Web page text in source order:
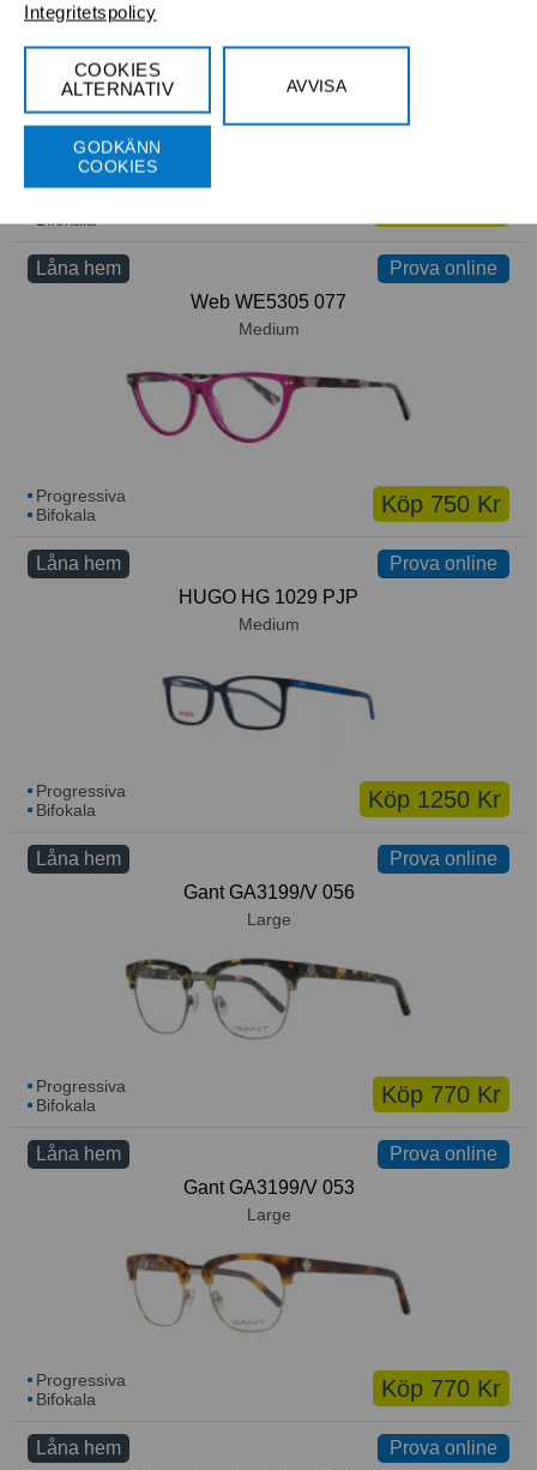
Bifokala
Prova online
Låna hem
Web WE5305 077
Medium
Köp 750 Kr
Progressiva
Bifokala
Prova online
Låna hem
HUGO HG 1029 PJP
Medium
Köp 1250 Kr
Progressiva
Bifokala
Prova online
Låna hem
Gant GA3199/V 056
Large
Köp 770 Kr
Progressiva
Bifokala
Prova online
Låna hem
Gant GA3199/V 053
Large
Köp 770 Kr
Progressiva
Bifokala
Prova online
Låna hem
Integritetspolicy
COOKIES
ALTERNATIV
AVVISA
GODKÄNN
COOKIES